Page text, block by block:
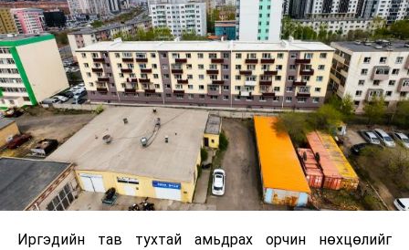
Иргэдийн тав тухтай амьдрах орчин нөхцөлийг